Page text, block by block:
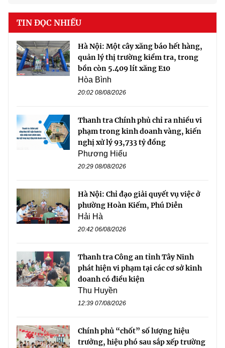
TIN ĐỌC NHIỀU
Hà Nội: Một cây xăng báo hết hàng,
quản lý thị trường kiểm tra, trong
bồn còn 5.409 lít xăng E10
Hòa Bình
20:02 08/08/2026
Thanh tra Chính phủ chỉ ra nhiều vi
phạm trong kinh doanh vàng, kiến
nghị xử lý 93,733 tỷ đồng
Phương Hiếu
20:29 08/08/2026
Hà Nội: Chỉ đạo giải quyết vụ việc ở
phường Hoàn Kiếm, Phú Diễn
Hải Hà
20:42 06/08/2026
Thanh tra Công an tỉnh Tây Ninh
phát hiện vi phạm tại các cơ sở kinh
doanh có điều kiện
Thu Huyền
12:39 07/08/2026
Chính phủ “chốt” số lượng hiệu
trưởng, hiệu phó sau sắp xếp trường